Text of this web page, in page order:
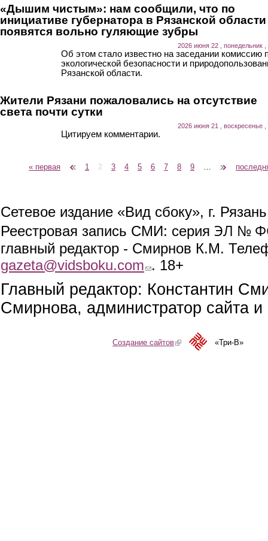
«Дышим чистым»: нам сообщили, что по
инициативе губернатора в Рязанской области
появятся вольно гуляющие зубры
2026 июня 22 , понедельник ,
Об этом стало известно на заседании комиссию
экологической безопасности и
Рязанской области.
Жители Рязани пожаловались на отсутствие
света почти сутки
2026 июня 21 , воскресенье ,
Цитируем комментарии.
Страницы
« первая 1 2 3 4 5 6 7 8 9
Сетевое издание «Вид сбоку», г.
Реестровая запись СМИ: серия ЭЛ №
главный редактор - Смирнов К.М.
gazeta@vidsboku.com (link sends e-mail)
. 18+
Главный редактор: Константин
Смирнова, администратор сайта
Создание сайтов(link is external)«Три-В»